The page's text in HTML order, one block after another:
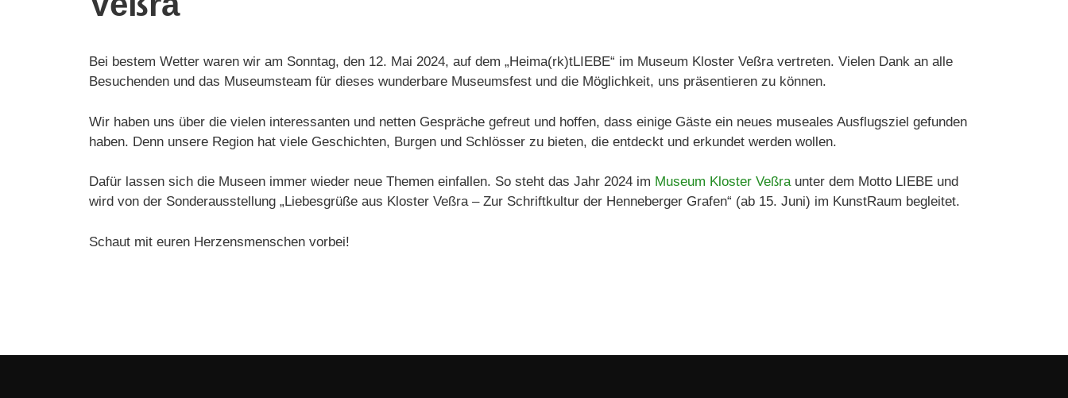
Bei bestem Wetter waren wir am Sonntag, den 12. Mai 2024, auf dem „Heima(rk)tLIEBE“ im Museum Kloster Veßra vertreten. Vielen Dank an alle
Besuchenden und das Museumsteam für dieses wunderbare Museumsfest und die Möglichkeit, uns präsentieren zu können.
Wir haben uns über die vielen interessanten und netten Gespräche gefreut und hoffen, dass einige Gäste ein neues museales Ausflugsziel gefunden
haben. Denn unsere Region hat viele Geschichten, Burgen und Schlösser zu bieten, die entdeckt und erkundet werden wollen.
Dafür lassen sich die Museen immer wieder neue Themen einfallen. So steht das Jahr 2024 im Museum Kloster Veßraunter dem Motto LIEBE und
wird von der Sonderausstellung „Liebesgrüße aus Kloster Veßra – Zur Schriftkultur der Henneberger Grafen“ (ab 15. Juni) im KunstRaum begleitet.
Schaut mit euren Herzensmenschen vorbei!